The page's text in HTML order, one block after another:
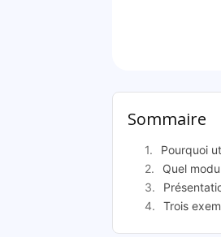
Sommaire
Pourquoi
Quel
Trois